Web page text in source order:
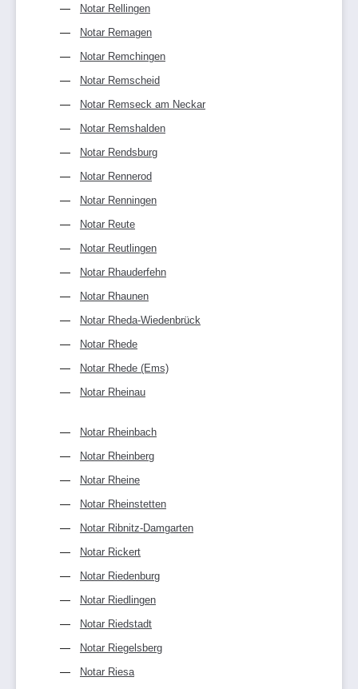
Notar Rellingen
Notar Remagen
Notar Remchingen
Notar Remscheid
Notar Remseck am Neckar
Notar Remshalden
Notar Rendsburg
Notar Rennerod
Notar Renningen
Notar Reute
Notar Reutlingen
Notar Rhauderfehn
Notar Rhaunen
Notar Rheda-Wiedenbrück
Notar Rhede
Notar Rhede (Ems)
Notar Rheinau
Notar Rheinbach
Notar Rheinberg
Notar Rheine
Notar Rheinstetten
Notar Ribnitz-Damgarten
Notar Rickert
Notar Riedenburg
Notar Riedlingen
Notar Riedstadt
Notar Riegelsberg
Notar Riesa